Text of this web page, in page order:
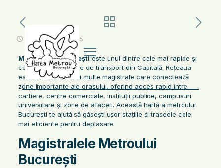
noiembrie 12, 2025
Metroul din Bucureștieste unul dintre cele mai rapide și
convenabile mijloace de transport din Capitală. Rețeaua
este formată din mai multe magistrale care conectează
zone importante ale orașului, oferind acces rapid între
cartiere, centre comerciale, instituții publice, campusuri
universitare și zone de afaceri. Această hartă a metroului
București te ajută să găsești ușor stațiile și traseele cele
mai eficiente pentru deplasare.
Magistralele Metroului
București